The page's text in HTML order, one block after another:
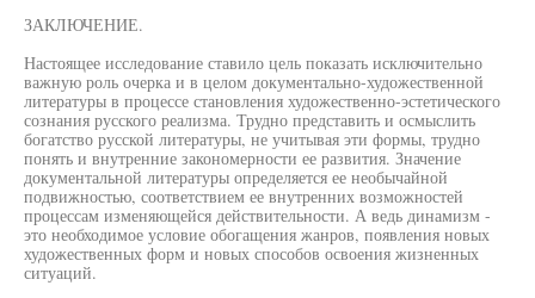
ЗАКЛЮЧЕНИЕ.
Настоящее исследование ставило цель показать исключительно
важную роль очерка и в целом документально-художественной
литературы в процессе становления художественно-эстетического
сознания русского реализма. Трудно представить и осмыслить
богатство русской литературы, не учитывая эти формы, трудно
понять и внутренние закономерности ее развития. Значение
документальной литературы определяется ее необычайной
подвижностью, соответствием ее внутренних возможностей
процессам изменяющейся действительности. А ведь динамизм -
это необходимое условие обогащения жанров, появления новых
художественных форм и новых способов освоения жизненных
ситуаций.